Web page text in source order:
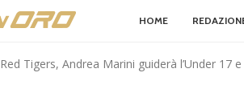
HOME
Red Tigers, Andrea Marini guiderà l’Under 17